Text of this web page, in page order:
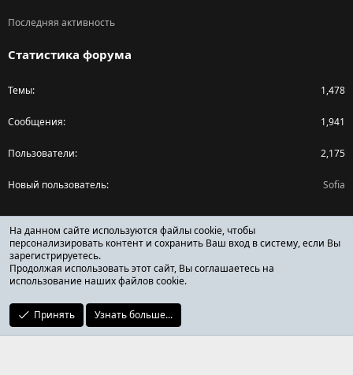
Последняя активность
Статистика форума
Темы 1,478
Сообщения 1,941
Пользователи 2,175
Новый пользователь Sofia
Поделиться страницей
Facebook
X (Twitter)
Reddit
ОТЗЫВЫ ОНЛАЙН ФОРУМ
На данном сайте используются файлы cookie, чтобы
персонализировать контент и сохранить Ваш вход в систему, если Вы
зарегистрируетесь.
Продолжая использовать этот сайт, Вы соглашаетесь на
использование наших файлов cookie.
Принять Узнать больше...